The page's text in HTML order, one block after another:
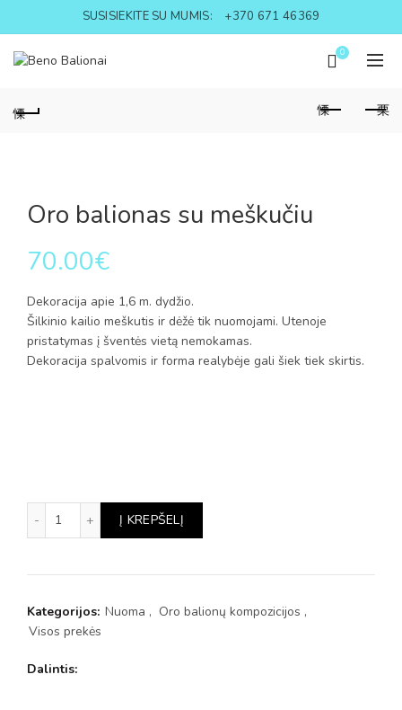
SUSISIEKITE SU MUMIS: +370 671 46369
0
Oro balionas su meškučiu
70.00€
Dekoracija apie 1,6 m. dydžio.
Šilkinio kailio meškutis ir dėžė tik nuomojami. Utenoje
pristatymas į šventės vietą nemokamas.
Dekoracija spalvomis ir forma realybėje gali šiek tiek skirtis.
produkto kiekis: Oro balionas su meškučiu
Į KREPŠELĮ
Kategorijos: Nuoma , Oro balionų kompozicijos ,
Visos prekės
Dalintis